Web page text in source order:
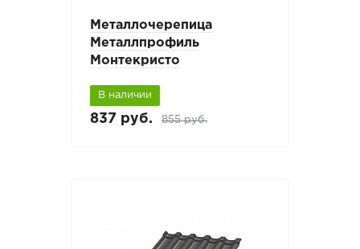
Металлочерепица
Металлпрофиль
Монтекристо
В наличии
837 руб. 855 руб.